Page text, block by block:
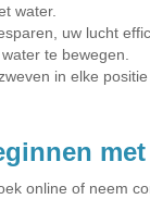
water.
uw lucht
te bewegen.
in elke
online of neem